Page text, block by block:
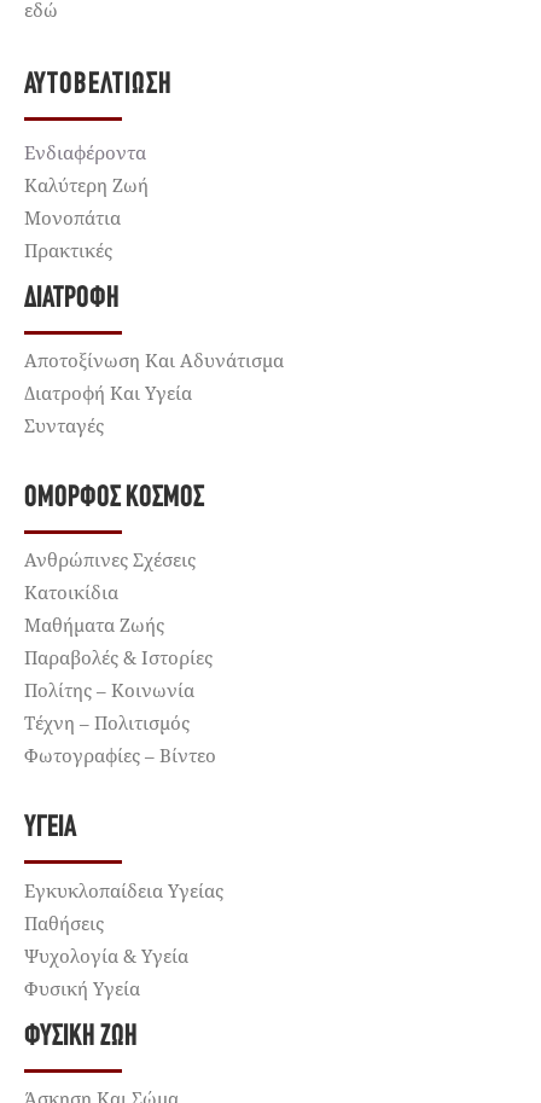
εδώ
ΑΥΤΟΒΕΛΤΊΩΣΗ
Ενδιαφέροντα
Καλύτερη Ζωή
Μονοπάτια
Πρακτικές
ΔΙΑΤΡΟΦΉ
Αποτοξίνωση Και Αδυνάτισμα
Διατροφή Και Υγεία
Συνταγές
ΌΜΟΡΦΟΣ ΚΌΣΜΟΣ
Ανθρώπινες Σχέσεις
Κατοικίδια
Μαθήματα Ζωής
Παραβολές & Ιστορίες
Πολίτης – Κοινωνία
Τέχνη – Πολιτισμός
Φωτογραφίες – Βίντεο
ΥΓΕΊΑ
Εγκυκλοπαίδεια Υγείας
Παθήσεις
Ψυχολογία & Υγεία
Φυσική Υγεία
ΦΥΣΙΚΉ ΖΩΉ
Άσκηση Και Σώμα